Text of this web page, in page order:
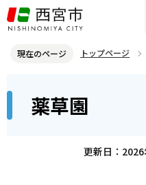
こ
の
ジ
先
現在のページ トップページ
花壇
薬草園
こ
薬草園
更新日：